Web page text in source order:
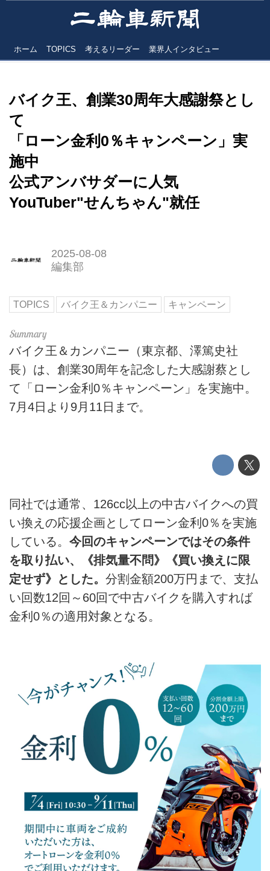
ホーム TOPICS 考えるリーダー 業界人インタビュー
バイク王、創業30周年大感謝祭とし
て
「ローン金利0％キャンペーン」実
施中
公式アンバサダーに人気
YouTuber"せんちゃん"就任
2025-08-08
編集部
TOPICS バイク王＆カンパニー キャンペーン
バイク王＆カンパニー（東京都、澤篤史社
長）は、創業30周年を記念した大感謝蔡とし
て「ローン金利0％キャンペーン」を実施中。
7月4日より9月11日まで。
同社では通常、126cc以上の中古バイクへの買
い換えの応援企画としてローン金利0％を実施
している。 今回のキャンペーンではその条件
を取り払い、《排気量不問》《買い換えに限
定せず》とした。 分割金額200万円まで、支払
い回数12回～60回で中古バイクを購入すれば
金利0％の適用対象となる。